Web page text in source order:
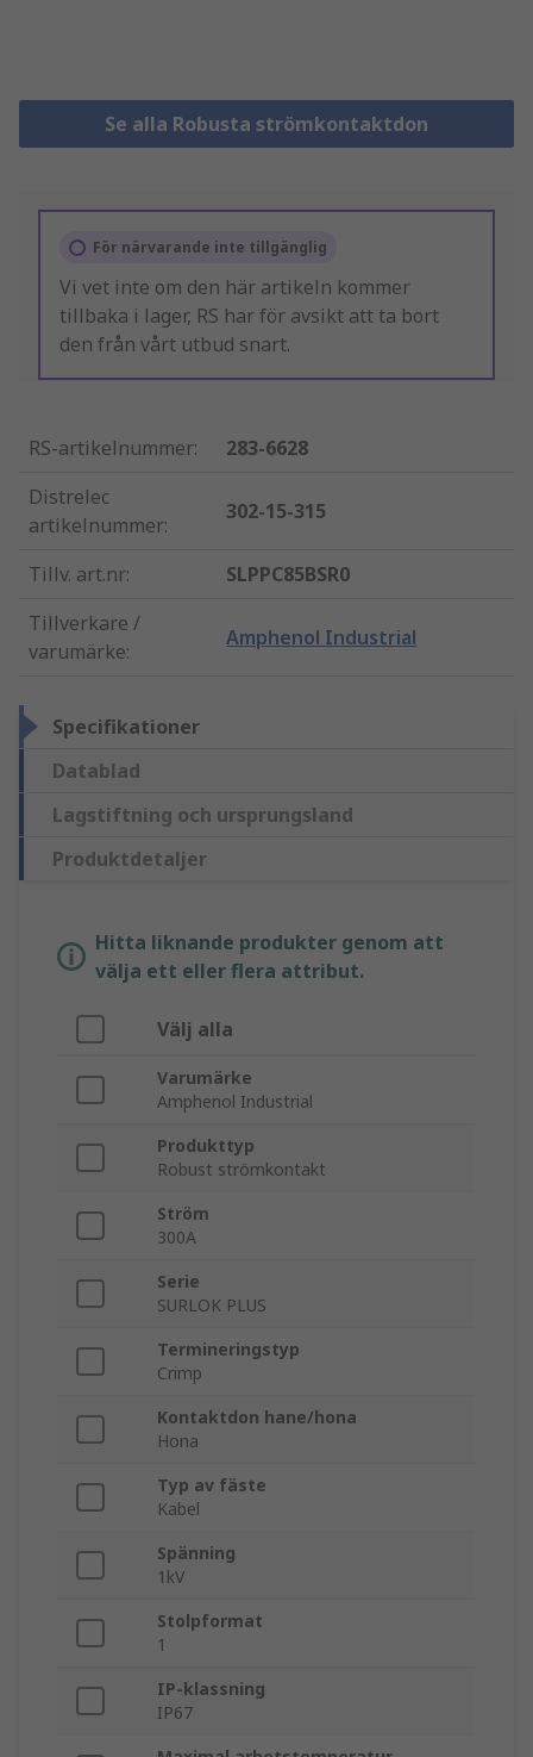
Se alla Robusta strömkontaktdon
För närvarande inte tillgänglig
Vi vet inte om den här artikeln kommer
tillbaka i lager, RS har för avsikt att ta bort
den från vårt utbud snart.
RS-artikelnummer:
283-6628
Distrelec
artikelnummer:
302-15-315
Tillv. art.nr:
SLPPC85BSR0
Tillverkare /
varumärke:
Amphenol Industrial
Specifikationer
Datablad
Lagstiftning och ursprungsland
Produktdetaljer
Hitta liknande produkter genom att
välja ett eller flera attribut.
Välj alla
Varumärke
Amphenol Industrial
Produkttyp
Robust strömkontakt
Ström
300A
Serie
SURLOK PLUS
Termineringstyp
Crimp
Kontaktdon hane/hona
Hona
Typ av fäste
Kabel
Spänning
1kV
Stolpformat
1
IP-klassning
IP67